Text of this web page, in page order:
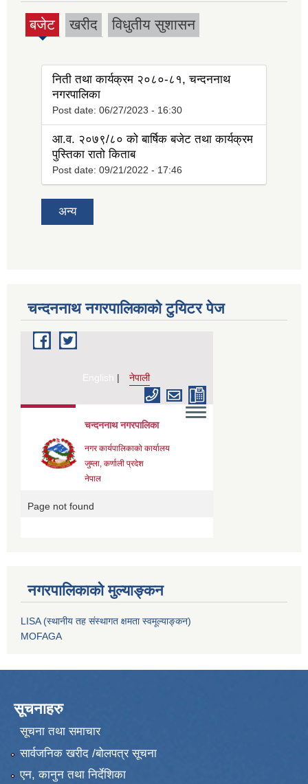
बजेट
(active
खरीद विधुतीय सुशासन
निती तथा कार्यक्रम २०८०-८१, चन्दननाथ
नगरपालिका
Post date: 06/27/2023 - 16:30
आ.व. २०७९/८० को बार्षिक बजेट तथा कार्यक्रम
पुस्तिका रातो किताब
Post date: 09/21/2022 - 17:46
अन्य
चन्दननाथ नगरपालिकाको टुयिटर पेज
नगरपालिकाको मुल्याङ्कन
LISA (स्थानीय तह संस्थागत क्षमता स्वमूल्याङ्कन)
MOFAGA
सूचनाहरु
सूचना तथा समाचार
सार्वजनिक खरीद /बोलपत्र सूचना
एन, कानुन तथा निर्देशिका